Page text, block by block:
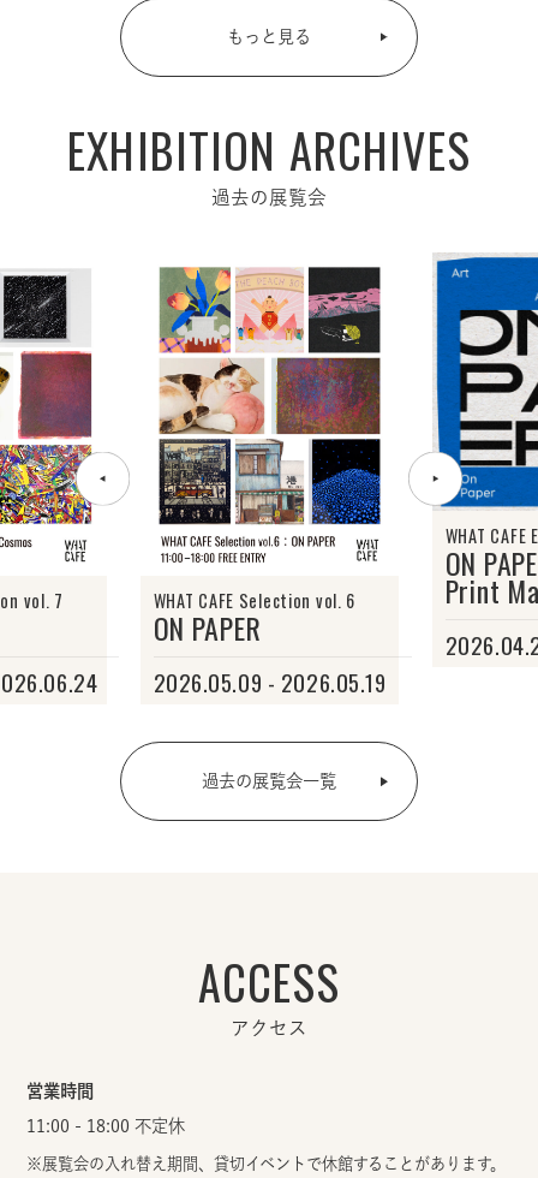
もっと見る
EXHIBITION ARCHIVES
過去の展覧会
vol. 7 WHAT CAFE Selection vol. 6
ON PAPER
2026.05.09 - 2026.05.19
WHAT
ON
Print
過去の展覧会一覧
ACCESS
アクセス
営業時間
11:00 - 18:00 不定休
※展覧会の入れ替え期間、貸切イベントで休館することがあります。